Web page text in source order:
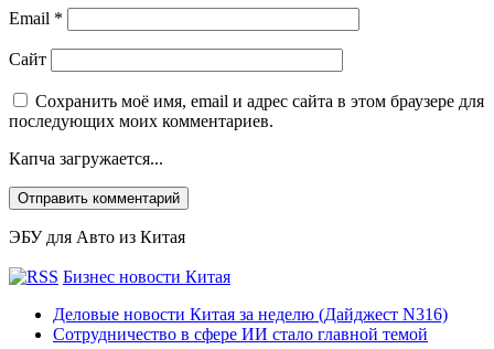
Email *
Сайт
Сохранить моё имя, email и адрес сайта в этом браузере для
последующих моих комментариев.
Капча загружается...
ЭБУ для Авто из Китая
Бизнес новости Китая
Деловые новости Китая за неделю (Дайджест N316)
Сотрудничество в сфере ИИ стало главной темой